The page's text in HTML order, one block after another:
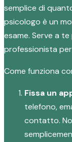
semplice di
psicologo è un
esame. Serve a
professionista
Come funziona
Fissa un
telefono,
contatto.